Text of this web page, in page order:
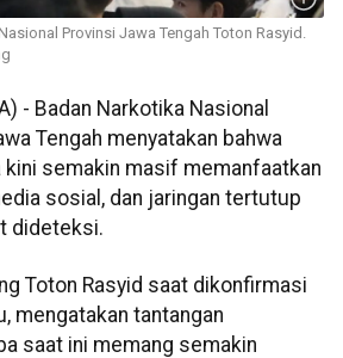
Provinsi Jawa Tengah Toton Rasyid.
- Badan Narkotika Nasional
Tengah menyatakan bahwa
kini semakin masif memanfaatkan
sosial, dan jaringan tertutup
dideteksi.
Toton Rasyid saat dikonfirmasi
mengatakan tantangan
saat ini memang semakin